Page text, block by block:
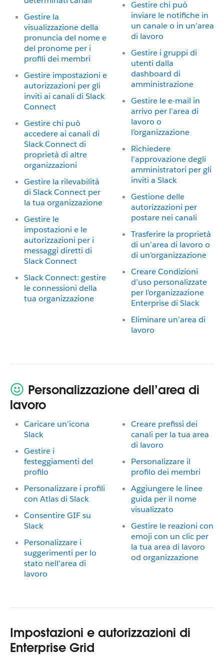
Gestire la
visualizzazione della
pronuncia del nome e
del pronome per i
profili dei membri
Gestire impostazioni e
autorizzazioni per gli
inviti ai canali di Slack
Connect
Gestire chi può
accedere ai canali di
Slack Connect di
proprietà di altre
organizzazioni
Gestire la rilevabilità
di Slack Connect per
la tua organizzazione
Gestire le
impostazioni e le
autorizzazioni per i
messaggi diretti di
Slack Connect
Slack Connect: gestire
le connessioni della
tua organizzazione
Gestire chi può
inviare le notifiche in
un canale o in un’area
di lavoro
Gestire i gruppi di
utenti dalla
dashboard di
amministrazione
Gestire le e-mail in
arrivo per l’area di
lavoro o
l’organizzazione
Richiedere
l’approvazione degli
amministratori per gli
inviti a Slack
Gestione delle
autorizzazioni per
postare nei canali
Trasferire la proprietà
di un’area di lavoro o
di un’organizzazione
Creare Condizioni
d’uso personalizzate
per l’organizzazione
Enterprise di Slack
Eliminare un’area di
lavoro
Personalizzazione dell’area di
lavoro
Caricare un’icona
Slack
Gestire i
festeggiamenti del
profilo
Personalizzare i profili
con Atlas di Slack
Consentire GIF su
Slack
Personalizzare i
suggerimenti per lo
stato nell’area di
lavoro
Creare prefissi dei
canali per la tua area
di lavoro
Personalizzare il
profilo dei membri
Aggiungere le linee
guida per il nome
visualizzato
Gestire le reazioni con
emoji con un clic per
la tua area di lavoro
od organizzazione
Impostazioni e autorizzazioni di
Enterprise Grid